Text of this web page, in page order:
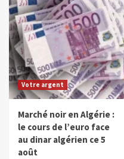
Votre argent
Marché noir en Algérie :
le cours de l’euro face
au dinar algérien ce 5
août